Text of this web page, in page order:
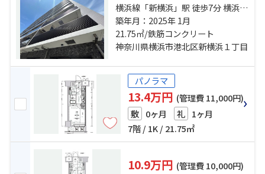
横浜線「新横浜」駅 徒歩7分 横浜線
「小机」駅 徒歩19分 ブルーライン
「岸根公園」駅 徒歩22分
築年月：2025年 1月
21.75㎡/鉄筋コンクリート
神奈川県横浜市港北区新横浜１丁目
パノラマ
13.4万円 (管理費 11,000円)
敷 0ヶ月 礼 1ヶ月
7階 / 1K / 21.75㎡
10.9万円 (管理費 10,000円)